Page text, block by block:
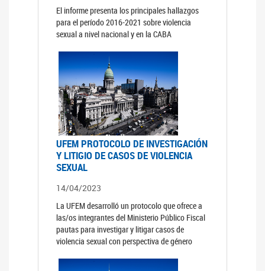
El informe presenta los principales hallazgos
para el período 2016-2021 sobre violencia
sexual a nivel nacional y en la CABA
UFEM PROTOCOLO DE INVESTIGACIÓN
Y LITIGIO DE CASOS DE VIOLENCIA
SEXUAL
14/04/2023
La UFEM desarrolló un protocolo que ofrece a
las/os integrantes del Ministerio Público Fiscal
pautas para investigar y litigar casos de
violencia sexual con perspectiva de género